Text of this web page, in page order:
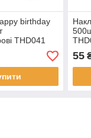
birthday
THD041
55